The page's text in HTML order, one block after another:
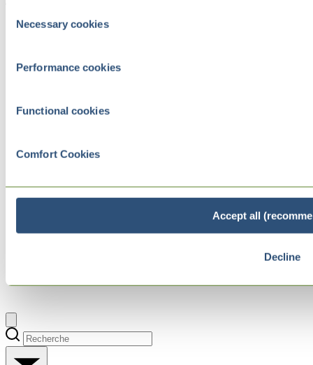
Selection
Necessary cookies
Performance cookies
Functional cookies
Comfort Cookies
Accept all
Decline